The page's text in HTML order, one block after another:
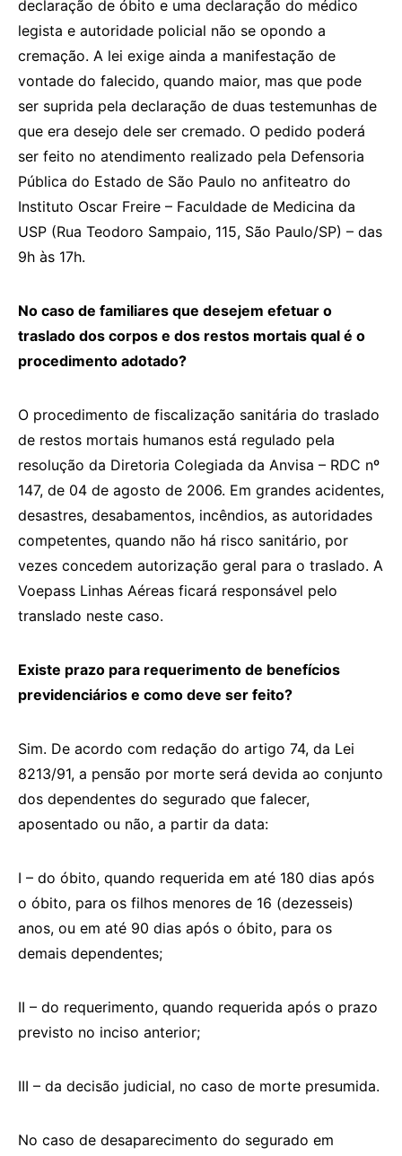
declaração de óbito e uma declaração do médico
legista e autoridade policial não se opondo a
cremação. A lei exige ainda a manifestação de
vontade do falecido, quando maior, mas que pode
ser suprida pela declaração de duas testemunhas de
que era desejo dele ser cremado. O pedido poderá
ser feito no atendimento realizado pela Defensoria
Pública do Estado de São Paulo no anfiteatro do
Instituto Oscar Freire – Faculdade de Medicina da
USP (Rua Teodoro Sampaio, 115, São Paulo/SP) – das
9h às 17h.
No caso de familiares que desejem efetuar o
traslado dos corpos e dos restos mortais qual é o
procedimento adotado?
O procedimento de fiscalização sanitária do traslado
de restos mortais humanos está regulado pela
resolução da Diretoria Colegiada da Anvisa – RDC nº
147, de 04 de agosto de 2006. Em grandes acidentes,
desastres, desabamentos, incêndios, as autoridades
competentes, quando não há risco sanitário, por
vezes concedem autorização geral para o traslado. A
Voepass Linhas Aéreas ficará responsável pelo
translado neste caso.
Existe prazo para requerimento de benefícios
previdenciários e como deve ser feito?
Sim. De acordo com redação do artigo 74, da Lei
8213/91, a pensão por morte será devida ao conjunto
dos dependentes do segurado que falecer,
aposentado ou não, a partir da data:
I – do óbito, quando requerida em até 180 dias após
o óbito, para os filhos menores de 16 (dezesseis)
anos, ou em até 90 dias após o óbito, para os
demais dependentes;
II – do requerimento, quando requerida após o prazo
previsto no inciso anterior;
III – da decisão judicial, no caso de morte presumida.
No caso de desaparecimento do segurado em